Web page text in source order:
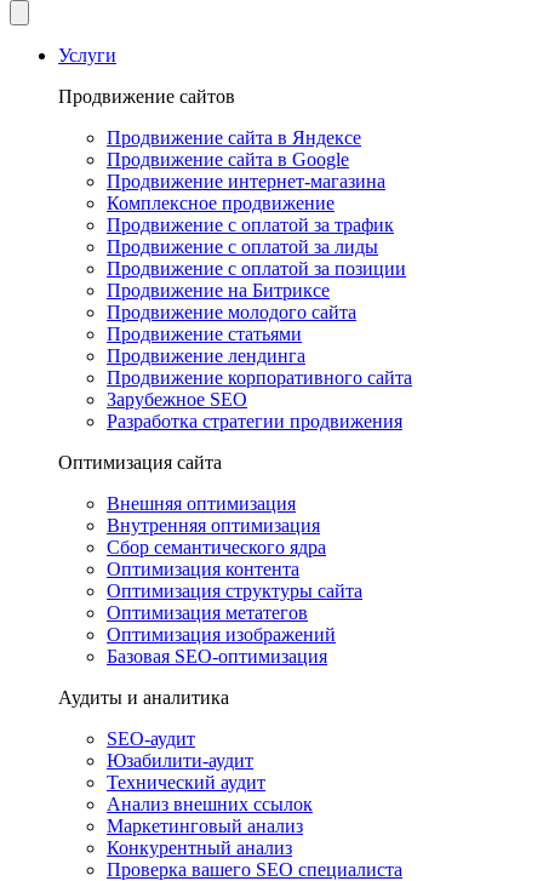
Услуги
Продвижение сайтов
Продвижение сайта в Яндексе
Продвижение сайта в Google
Продвижение интернет-магазина
Комплексное продвижение
Продвижение с оплатой за трафик
Продвижение с оплатой за лиды
Продвижение с оплатой за позиции
Продвижение на Битриксе
Продвижение молодого сайта
Продвижение статьями
Продвижение лендинга
Продвижение корпоративного сайта
Зарубежное SEO
Разработка стратегии продвижения
Оптимизация сайта
Внешняя оптимизация
Внутренняя оптимизация
Сбор семантического ядра
Оптимизация контента
Оптимизация структуры сайта
Оптимизация метатегов
Оптимизация изображений
Базовая SEO-оптимизация
Аудиты и аналитика
SEO-аудит
Юзабилити-аудит
Технический аудит
Анализ внешних ссылок
Маркетинговый анализ
Конкурентный анализ
Проверка вашего SEO специалиста